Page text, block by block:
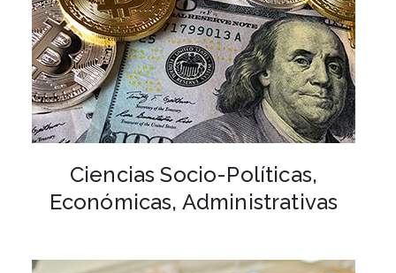
Ciencias Socio-Políticas,
Económicas, Administrativas